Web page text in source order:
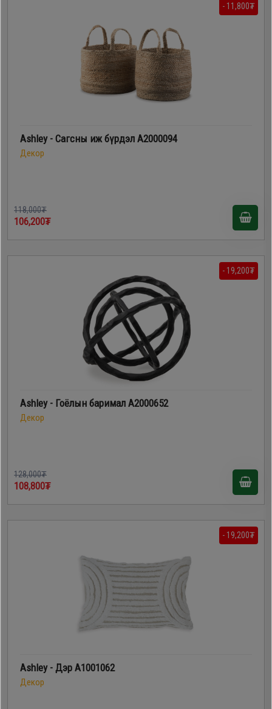
- 11,800₮
Ashley - Сагсны иж бүрдэл A2000094
Декор
118,000₮
106,200₮
- 19,200₮
Ashley - Гоёлын баримал A2000652
Декор
128,000₮
108,800₮
- 19,200₮
Ashley - Дэр A1001062
Декор